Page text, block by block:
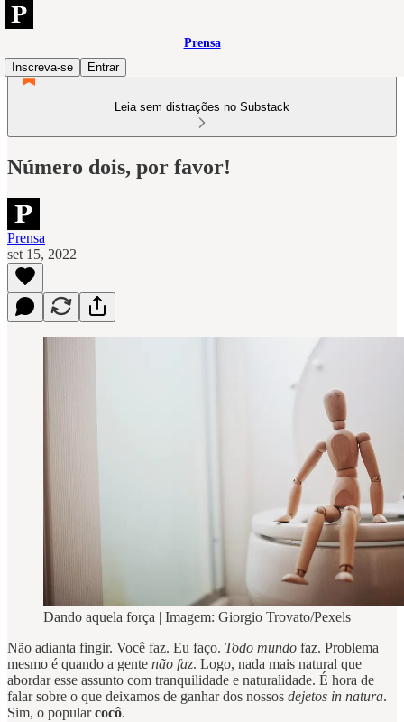
Prensa
Inscreva-se
Entrar
Leia sem distrações no Substack
Número dois, por favor!
Prensa
set 15, 2022
Dando aquela força | Imagem: Giorgio Trovato/Pexels
Não adianta fingir. Você faz. Eu faço. Todo mundo faz. Problema
mesmo é quando a gente não faz. Logo, nada mais natural que
abordar esse assunto com tranquilidade e naturalidade. É hora de
falar sobre o que deixamos de ganhar dos nossos dejetos in natura.
Sim, o popularcocô.